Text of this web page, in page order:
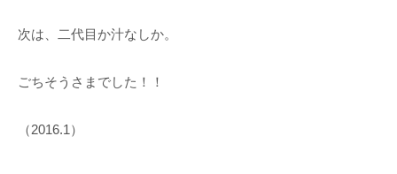
次は、二代目か汁なしか。
ごちそうさまでした！！
（2016.1）